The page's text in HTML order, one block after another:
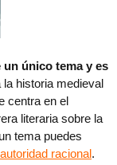
único tema y es
historia medieval
centra en el
literaria sobre la
tema puedes
autoridad racional.